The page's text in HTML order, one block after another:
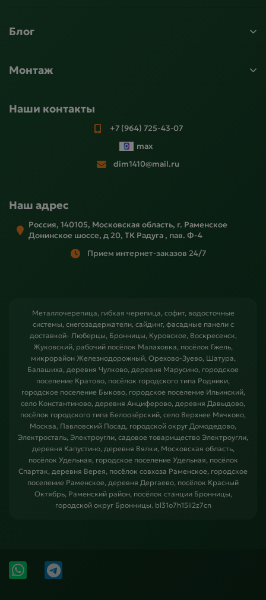
Блог
Монтаж
Наши контакты
+7 (964) 725-43-07
max
dim1410@mail.ru
Наш адрес
Россия, 140105, Московская область, г. Раменское
Донинское шоссе, д 20, ТК Радуга , пав. Ф-4
Прием интернет-заказов 24/7
Металлочерепица, гибкая черепица, софит, водосточные
системы, снегозадержатели, сайдинг, фасадные панели с
доставкой- Люберцы, Бронницы, Куровское, Воскресенск,
Жуковский, рабочий посёлок Малаховка, посёлок Гжель,
микрорайон Железнодорожный, Орехово-Зуево, Шатура,
Балашиха, деревня Чулково, деревня Марусино, городское
поселение Кратово, посёлок городского типа Родники,
городское поселение Быково, городское поселение Ильинский,
село Константиново, деревня Анциферово, деревня Давыдово,
посёлок городского типа Белоозёрский, село Верхнее Мячково,
Москва, Павловский Посад, городской округ Домодедово,
Электросталь, Электроугли, садовое товарищество Электроугли,
деревня Капустино, деревня Вялки, Московская область,
посёлок Удельная, городское поселение Удельная, посёлок
Спартак, деревня Верея, посёлок совхоза Раменское, городское
поселение Раменское, деревня Дергаево, посёлок Красный
Октябрь, Раменский район, посёлок станции Бронницы,
городской округ Бронницы. bl31o7h15ii2z7cn